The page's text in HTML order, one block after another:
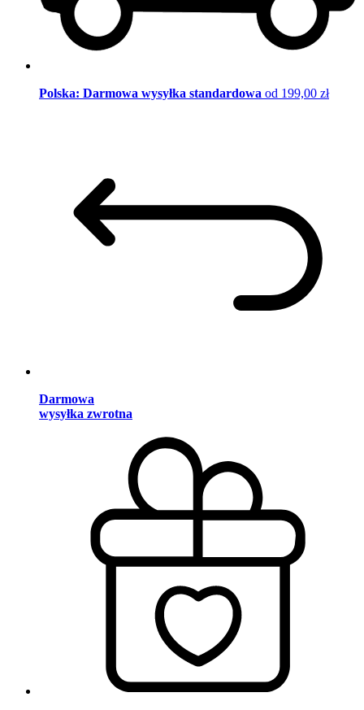
Polska: Darmowa wysyłka standardowa od 199,00 zł
Darmowa
wysyłka zwrotna